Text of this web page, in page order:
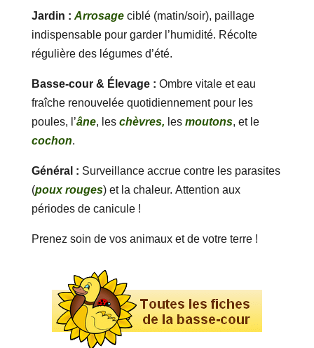
Jardin : Arrosageciblé (matin/soir), paillage
indispensable pour garder l’humidité. Récolte
régulière des légumes d’été.
Basse-cour & Élevage : Ombre vitale et eau
fraîche renouvelée quotidiennement pour les
poules, l’âne, les chèvres, les moutons, et le
cochon.
Général : Surveillance accrue contre les parasites
(poux rouges) et la chaleur. Attention aux
périodes de canicule !
Prenez soin de vos animaux et de votre terre !